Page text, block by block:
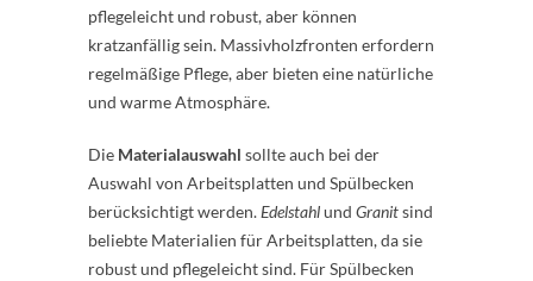
pflegeleicht und robust, aber können
kratzanfällig sein. Massivholzfronten erfordern
regelmäßige Pflege, aber bieten eine natürliche
und warme Atmosphäre.
Die Materialauswahl sollte auch bei der
Auswahl von Arbeitsplatten und Spülbecken
berücksichtigt werden.Edelstahlund Granitsind
beliebte Materialien für Arbeitsplatten, da sie
robust und pflegeleicht sind. Für Spülbecken